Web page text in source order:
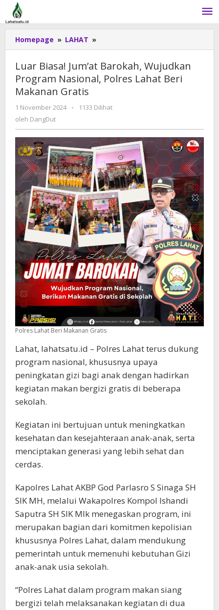
Lewati
konten
Homepage » LAHAT »
Biasa!
Barokah,
Wujudkan
Polres
Beri
Makanan
Gratis
Luar Biasa! Jum’at Barokah, Wujudkan
Program Nasional, Polres Lahat Beri
Makanan Gratis
1 November 2024
oleh
-
1133 Dilihat
oleh DangDut
Polres Lahat Beri Makanan Gratis
Lahat, lahatsatu.id – Polres Lahat terus dukung
program nasional, khususnya upaya
peningkatan gizi bagi anak dengan hadirkan
kegiatan makan bergizi gratis di beberapa
sekolah.
Kegiatan ini bertujuan untuk meningkatkan
kesehatan dan kesejahteraan anak-anak, serta
menciptakan generasi yang lebih sehat dan
cerdas.
Kapolres Lahat AKBP God Parlasro S Sinaga SH
SIK MH, melalui Wakapolres Kompol Ishandi
Saputra SH SIK MIk menegaskan program, ini
merupakan bagian dari komitmen kepolisian
khususnya Polres Lahat, dalam mendukung
pemerintah untuk memenuhi kebutuhan Gizi
anak-anak usia sekolah.
“Polres Lahat dalam program makan siang
bergizi telah melaksanakan kegiatan di dua